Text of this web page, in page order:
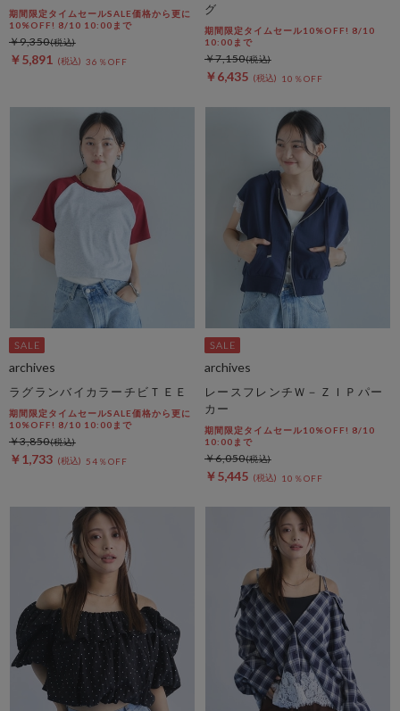
期間限定タイムセールSALE価格から更に
10%OFF! 8/10 10:00まで
￥9,350
￥5,891 36％OFF
グ
期間限定タイムセール10%OFF! 8/10
10:00まで
￥7,150
￥6,435 10％OFF
archives
ラグランバイカラーチビＴＥＥ
期間限定タイムセールSALE価格から更に
10%OFF! 8/10 10:00まで
￥3,850
￥1,733 54％OFF
archives
レースフレンチＷ－ＺＩＰパー
カー
期間限定タイムセール10%OFF! 8/10
10:00まで
￥6,050
￥5,445 10％OFF